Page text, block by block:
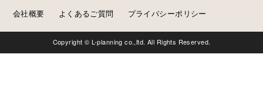
会社概要
よくあるご質問 プライバシーポリシー
Copyright © L-planning co.,ltd. All Rights Reserved.